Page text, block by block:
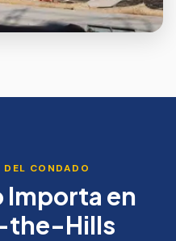
CONDADO
Importa en
the-Hills